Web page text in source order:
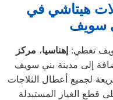
هيتاشي في
سويف
تغطي: إهناسيا، مركز
إلى مدينة بني سويف
لجميع أعطال الثلاجات